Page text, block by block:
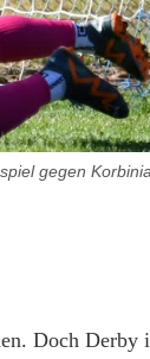
gegen
Doch